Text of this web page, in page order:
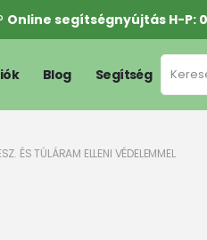
Online segítségnyújtás H-P:
Blog Segítség
ÉS TÚLÁRAM ELLENI VÉDELEMMEL